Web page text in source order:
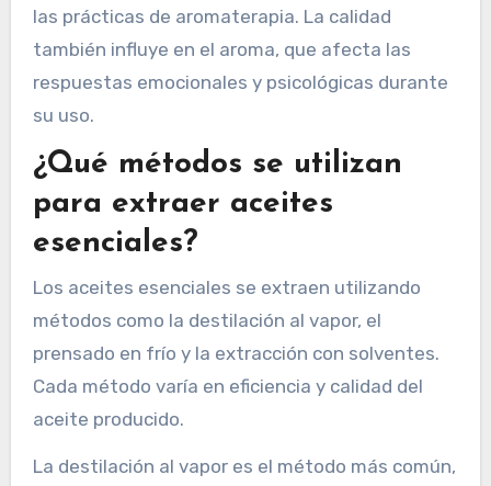
las prácticas de aromaterapia. La calidad
también influye en el aroma, que afecta las
respuestas emocionales y psicológicas durante
su uso.
¿Qué métodos se utilizan
para extraer aceites
esenciales?
Los aceites esenciales se extraen utilizando
métodos como la destilación al vapor, el
prensado en frío y la extracción con solventes.
Cada método varía en eficiencia y calidad del
aceite producido.
La destilación al vapor es el método más común,